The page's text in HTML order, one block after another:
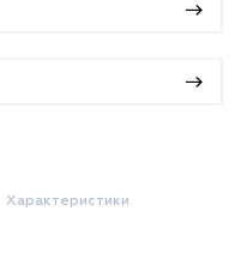
Характеристики